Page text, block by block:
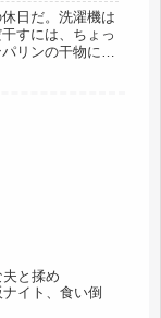
日だ。洗濯機は
すには、ちょっ
リンの干物にな
と揉め
イト、食い倒